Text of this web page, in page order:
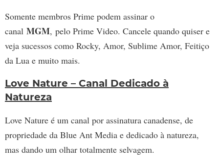
Somente membros Prime podem assinar o
canal MGM, pelo Prime Video. Cancele quando quiser e
veja sucessos como Rocky, Amor, Sublime Amor, Feitiço
da Lua e muito mais.
Love Nature – Canal Dedicado à
Natureza
Love Nature é um canal por assinatura canadense, de
propriedade da Blue Ant Media e dedicado à natureza,
mas dando um olhar totalmente selvagem.